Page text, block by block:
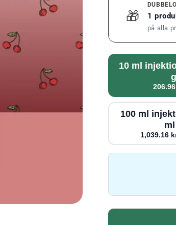
🎁 1
på alla
10 ml
100 ml
1,039.16